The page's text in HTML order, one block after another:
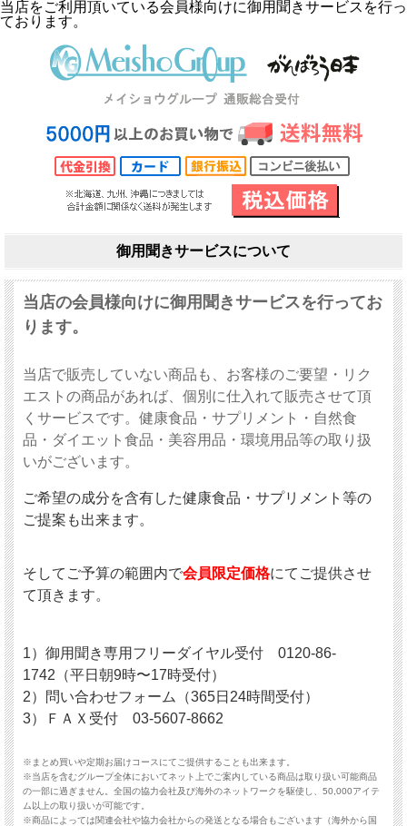
当店をご利用頂いている会員様向けに御用聞きサービスを行っ
ております。
御用聞きサービスについて
当店の会員様向けに御用聞きサービスを行ってお
ります。
当店で販売していない商品も、お客様のご要望・リク
エストの商品があれば、個別に仕入れて販売させて頂
くサービスです。健康食品・サプリメント・自然食
品・ダイエット食品・美容用品・環境用品等の取り扱
いがございます。
ご希望の成分を含有した健康食品・サプリメント等の
ご提案も出来ます。
そしてご予算の範囲内で会員限定価格にてご提供させ
て頂きます。
1）御用聞き専用フリーダイヤル受付 0120-86-
1742（平日朝9時〜17時受付）
2）問い合わせフォーム
（365日24時間受付）
3）ＦＡＸ受付 03-5607-8662
※まとめ買いや定期お届けコースにてご提供することも出来ます。
※当店を含むグループ全体においてネット上でご案内している商品は取り扱い可能商品
の一部に過ぎません。全国の協力会社及び海外のネットワークを駆使し、50,000アイテ
ム以上の取り扱いが可能です。
※商品によっては関連会社や協力会社からの発送となる場合もございます（海外から国